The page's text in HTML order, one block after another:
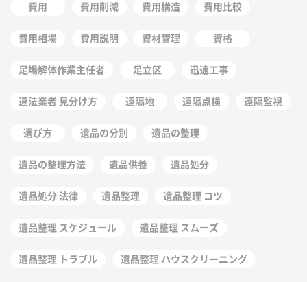
費用 費用削減 費用構造 費用比較
費用相場 費用説明 資材管理 資格
足場解体作業主任者 足立区 迅速工事
違法業者 見分け方 遠隔地 遠隔点検 遠隔監視
選び方 遺品の分別 遺品の整理
遺品の整理方法 遺品供養 遺品処分
遺品処分 法律 遺品整理 遺品整理 コツ
遺品整理 スケジュール 遺品整理 スムーズ
遺品整理 トラブル 遺品整理 ハウスクリーニング